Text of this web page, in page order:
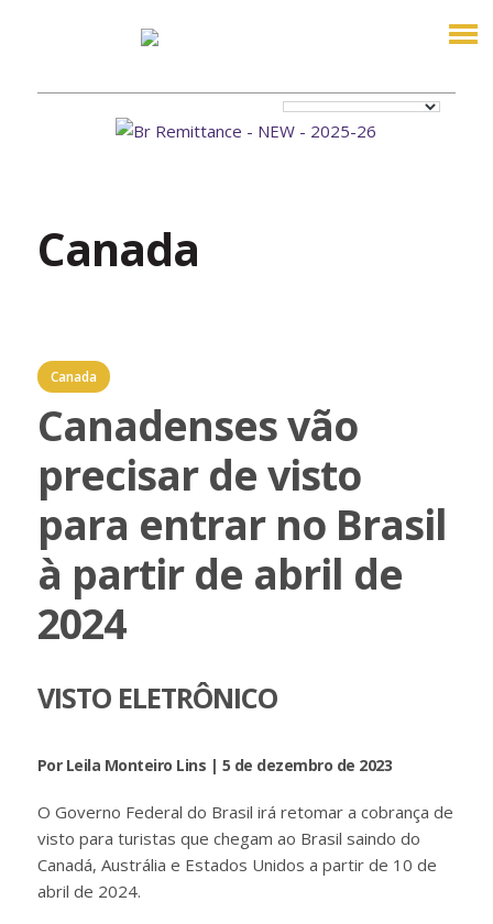
Canada
Canada
Canadenses vão
precisar de visto
para entrar no Brasil
à partir de abril de
2024
VISTO ELETRÔNICO
Por Leila Monteiro Lins | 5 de dezembro de 2023
O Governo Federal do Brasil irá retomar a cobrança de
visto para turistas que chegam ao Brasil saindo do
Canadá, Austrália e Estados Unidos a partir de 10 de
abril de 2024.